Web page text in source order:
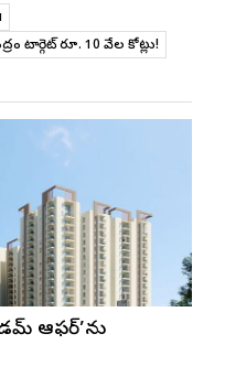
టార్గెట్ రూ. 10 వేల కోట్లు!
ఆఫర్’ను